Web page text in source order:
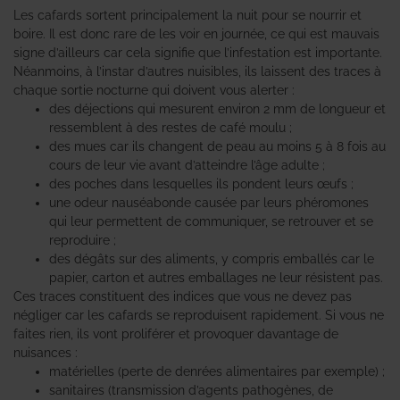
Les cafards sortent principalement la nuit pour se nourrir et
boire. Il est donc rare de les voir en journée, ce qui est mauvais
signe d’ailleurs car cela signifie que l’infestation est importante.
Néanmoins, à l’instar d’autres nuisibles, ils laissent des traces à
chaque sortie nocturne qui doivent vous alerter :
des déjections qui mesurent environ 2 mm de longueur et
ressemblent à des restes de café moulu ;
des mues car ils changent de peau au moins 5 à 8 fois au
cours de leur vie avant d’atteindre l’âge adulte ;
des poches dans lesquelles ils pondent leurs œufs ;
une odeur nauséabonde causée par leurs phéromones
qui leur permettent de communiquer, se retrouver et se
reproduire ;
des dégâts sur des aliments, y compris emballés car le
papier, carton et autres emballages ne leur résistent pas.
Ces traces constituent des indices que vous ne devez pas
négliger car les cafards se reproduisent rapidement. Si vous ne
faites rien, ils vont proliférer et provoquer davantage de
nuisances :
matérielles (perte de denrées alimentaires par exemple) ;
sanitaires (transmission d’agents pathogènes, de